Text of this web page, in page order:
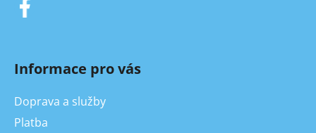
Informace pro vás
Doprava a služby
Platba